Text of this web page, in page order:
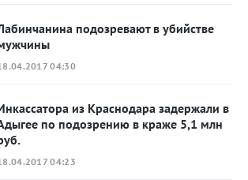
подозревают в убийстве
04:30
из Краснодара задержали в
по подозрению в краже 5,1 млн
04:23